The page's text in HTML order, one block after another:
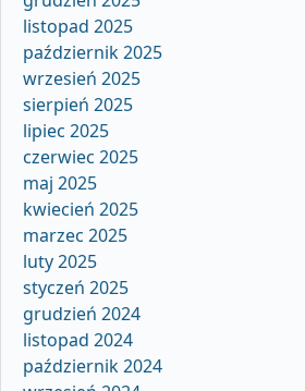
listopad 2025
październik 2025
wrzesień 2025
sierpień 2025
lipiec 2025
czerwiec 2025
maj 2025
kwiecień 2025
marzec 2025
luty 2025
styczeń 2025
grudzień 2024
listopad 2024
październik 2024